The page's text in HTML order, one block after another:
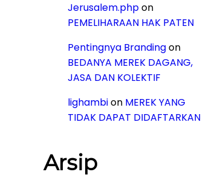
Jerusalem.phpon
PEMELIHARAAN HAK PATEN
Pentingnya Brandingon
BEDANYA MEREK DAGANG,
JASA DAN KOLEKTIF
lighambion MEREK YANG
TIDAK DAPAT DIDAFTARKAN
Arsip